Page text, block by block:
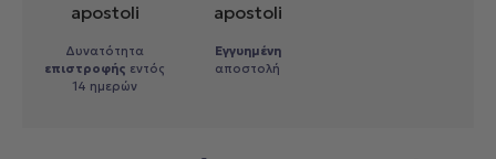
Δυνατότητα
επιστροφής εντός
14 ημερών
Εγγυημένη
αποστολή